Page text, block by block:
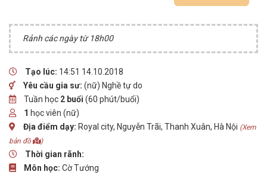
Rảnh các ngày từ 18h00
Tạo lúc: 14:51 14.10.2018
Yêu cầu gia sư: (nữ) Nghề tự do
Tuần học 2 buổi (60 phút/buổi)
1 học viên (nữ)
Địa điểm dạy: Royal city, Nguyễn Trãi, Thanh Xuân, Hà Nội (Xem
bản đồ
)
Thời gian rãnh:
Môn học: Cờ Tướng